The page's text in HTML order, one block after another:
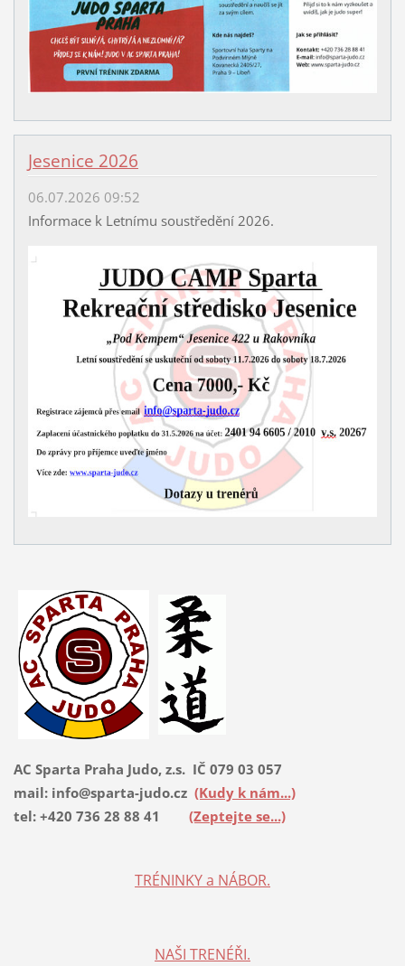
Jesenice 2026
06.07.2026 09:52
Informace k Letnímu soustředění 2026.
AC Sparta Praha Judo, z.s. IČ 079 03 057
mail: info@sparta-judo.cz (Kudy k nám...)
tel: +420 736 28 88 41 (Zeptejte se...)
TRÉNINKY a NÁBOR.
NAŠI TRENÉŘI.